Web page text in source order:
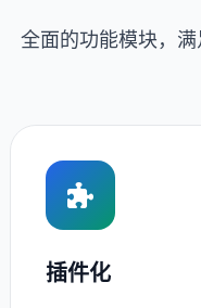
全面的功能模块，
插件化